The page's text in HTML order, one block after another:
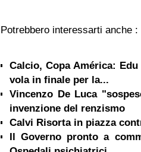
Potrebbero interessarti anche :
Calcio, Copa América:
vola in finale per la...
Vincenzo De Luca
invenzione del renzismo
Calvi Risorta in piazza
Il Governo pronto a